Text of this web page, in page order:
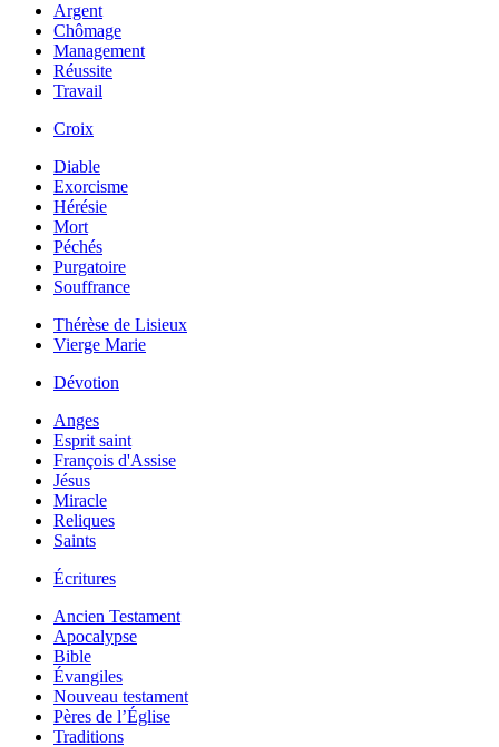
Argent
Chômage
Management
Réussite
Travail
Croix
Diable
Exorcisme
Hérésie
Mort
Péchés
Purgatoire
Souffrance
Thérèse de Lisieux
Vierge Marie
Dévotion
Anges
Esprit saint
François d'Assise
Jésus
Miracle
Reliques
Saints
Écritures
Ancien Testament
Apocalypse
Bible
Évangiles
Nouveau testament
Pères de l’Église
Traditions